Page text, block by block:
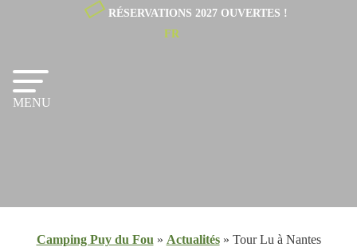
RÉSERVATIONS 2027 OUVERTES !
FR
MENU
Camping Puy du Fou » Actualités» Tour Lu à Nantes